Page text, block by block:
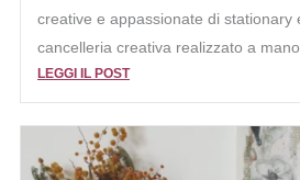
creative e appassionate di
cancelleria creativa realizzato a
LEGGI IL POST